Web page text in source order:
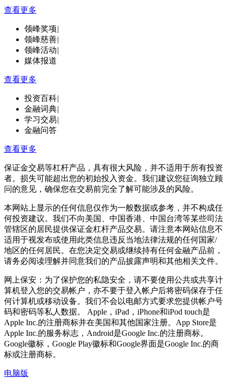
查看更多
领峰奖项|
领峰慈善|
领峰活动|
媒体报道
查看更多
投资百科|
金融词典|
学习交易|
金融问答
查看更多
保证金交易等杠杆产品，具有很大风险，并不适用于所有投资
者。损失可能超出您的初始投入资金。我们建议您征询独立顾
问的意见，确保您在交易前完全了解可能涉及的风险。
本网站上显示的任何信息仅作为一般数据或参考，并不构成任
何投资建议。我们不向美国、中国香港、中国台湾等某些司法
管辖区的居民提供保证金杠杆产品交易。请注意本网站信息不
适用于视发布或使用此类信息违反当地法律法规的任何国家/
地区的任何居民。在您决定交易或继续持有任何金融产品前，
请务必阅读理解并同意我们的产品披露声明和其他相关文件。
网上保安：为了保护您的私隐安全，请不要使用公共或共享计
算机登入您的交易帐户，亦不要于登入帐户后将密码保存于任
何计算机或移动设备。我们不会以电邮方式要求您提供帐户号
码和密码等私人数据。 Apple，iPad，iPhone和iPod touch是
Apple Inc.的注册商标并在美国和其他国家注册。App Store是
Apple Inc.的服务标志，Android是Google Inc.的注册商标。
Google徽标，Google Play徽标和Google界面是Google Inc.的商
标或注册商标。
电脑版